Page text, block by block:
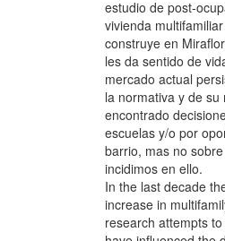
estudio de post-
vivienda
construye en
les da sentido de
mercado actual
la normativa y de
encontrado
escuelas y/o por
barrio, mas no
incidimos en ello.
In the last decade
increase in
research attempts